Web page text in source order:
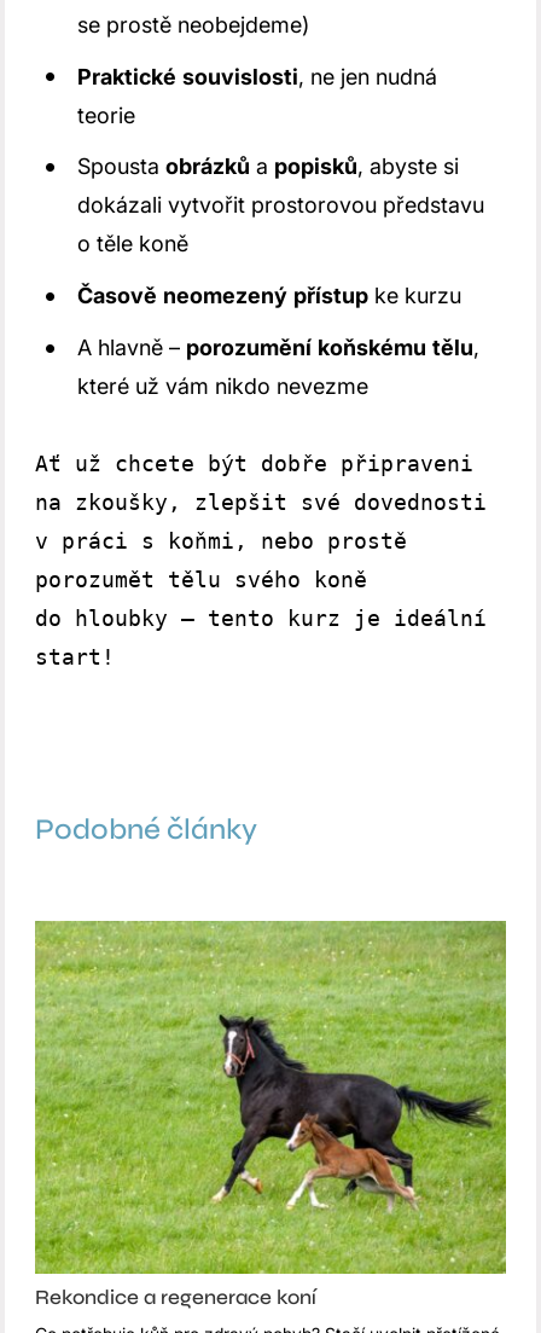
se prostě neobejdeme)
Praktické souvislosti, ne jen nudná
teorie
Spoustaobrázků a popisků, abyste si
dokázali vytvořit prostorovou představu
o těle koně
Časově neomezený přístup ke kurzu
A hlavně – porozumění koňskému tělu,
které už vám nikdo nevezme
Ať už chcete být dobře připraveni
na zkoušky, zlepšit své dovednosti
v práci s koňmi, nebo prostě
porozumět tělu svého koně
do hloubky – tento kurz je ideální
start!
Podobné články
Rekondice a regenerace koní